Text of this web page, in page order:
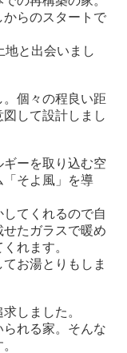
からのスタートで
地と出会いまし
個々の程良い距
して設計しまし
ーを取り込む空
そよ風」を導
してくれるので自
たガラスで暖め
れます。
お湯とりもしま
しました。
れる家。そんな